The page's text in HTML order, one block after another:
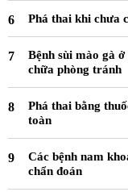
Phá thai khi chưa
Bệnh sùi mào gà
chữa phòng tránh
Phá thai bằng
toàn
Các bệnh nam
chẩn đoán